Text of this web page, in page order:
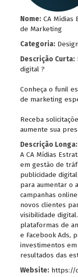
Nome: CA Mídias
de Marketing
Categoria:
Descrição Curta:
digital ?
Conheça o funil
de marketing
Receba
aumente sua
Descrição Longa:
A CA Mídias
em gestão de
publicidade
para aumentar o
campanhas
novos clientes
visibilidade
plataformas de
e Facebook Ads,
investimentos
resultados das
Website: https://